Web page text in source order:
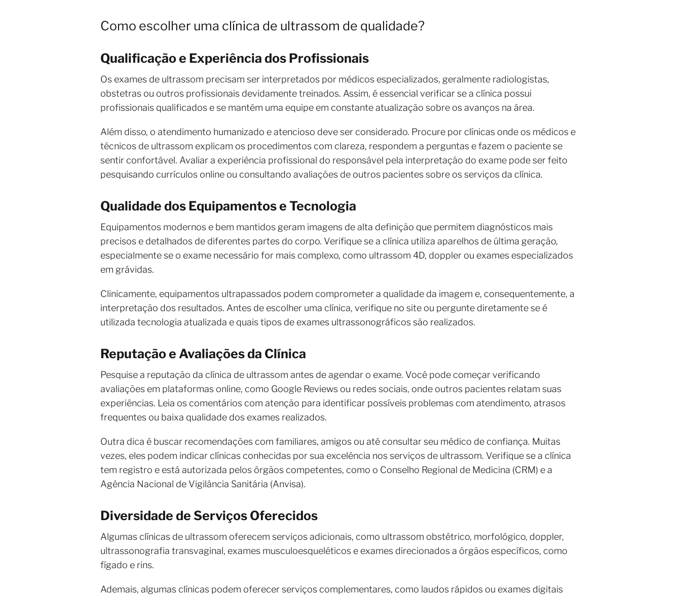
Como escolher uma clínica de ultrassom de qualidade?
Qualificação e Experiência dos Profissionais
Os exames de ultrassom precisam ser interpretados por médicos especializados, geralmente radiologistas,
obstetras ou outros profissionais devidamente treinados. Assim, é essencial verificar se a clínica possui
profissionais qualificados e se mantém uma equipe em constante atualização sobre os avanços na área.
Além disso, o atendimento humanizado e atencioso deve ser considerado. Procure por clínicas onde os médicos e
técnicos de ultrassom explicam os procedimentos com clareza, respondem a perguntas e fazem o paciente se
sentir confortável. Avaliar a experiência profissional do responsável pela interpretação do exame pode ser feito
pesquisando currículos online ou consultando avaliações de outros pacientes sobre os serviços da clínica.
Qualidade dos Equipamentos e Tecnologia
Equipamentos modernos e bem mantidos geram imagens de alta definição que permitem diagnósticos mais
precisos e detalhados de diferentes partes do corpo. Verifique se a clínica utiliza aparelhos de última geração,
especialmente se o exame necessário for mais complexo, como ultrassom 4D, doppler ou exames especializados
em grávidas.
Clinicamente, equipamentos ultrapassados podem comprometer a qualidade da imagem e, consequentemente, a
interpretação dos resultados. Antes de escolher uma clínica, verifique no site ou pergunte diretamente se é
utilizada tecnologia atualizada e quais tipos de exames ultrassonográficos são realizados.
Reputação e Avaliações da Clínica
Pesquise a reputação da clínica de ultrassom antes de agendar o exame. Você pode começar verificando
avaliações em plataformas online, como Google Reviews ou redes sociais, onde outros pacientes relatam suas
experiências. Leia os comentários com atenção para identificar possíveis problemas com atendimento, atrasos
frequentes ou baixa qualidade dos exames realizados.
Outra dica é buscar recomendações com familiares, amigos ou até consultar seu médico de confiança. Muitas
vezes, eles podem indicar clínicas conhecidas por sua excelência nos serviços de ultrassom. Verifique se a clínica
tem registro e está autorizada pelos órgãos competentes, como o Conselho Regional de Medicina (CRM) e a
Agência Nacional de Vigilância Sanitária (Anvisa).
Diversidade de Serviços Oferecidos
Algumas clínicas de ultrassom oferecem serviços adicionais, como ultrassom obstétrico, morfológico, doppler,
ultrassonografia transvaginal, exames musculoesqueléticos e exames direcionados a órgãos específicos, como
fígado e rins.
Ademais, algumas clínicas podem oferecer serviços complementares, como laudos rápidos ou exames digitais